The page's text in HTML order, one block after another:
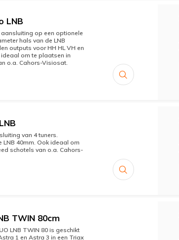
LNB
aansluiting op een optionele
hals van de LNB
outputs voor HH HL VH en
om te plaatsen in
o.a. Cahors-Visiosat.
van 4 tuners.
LNB 40mm. Ook ideaal om
schotels van o.a. Cahors-
TWIN 80cm
LNB TWIN 80 is geschikt
1 en Astra 3 in een Triax